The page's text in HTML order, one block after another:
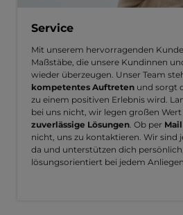
Service
Mit unserem hervorragenden
Maßstäbe, die unsere Kundinnen
wieder überzeugen. Unser Team
kompetentes Auftreten und sorgt
zu einem positiven Erlebnis wird.
bei uns nicht, wir legen großen Wert
zuverlässige Lösungen. Ob per Mail
nicht, uns zu kontaktieren. Wir sind
da und unterstützen dich
lösungsorientiert bei jedem